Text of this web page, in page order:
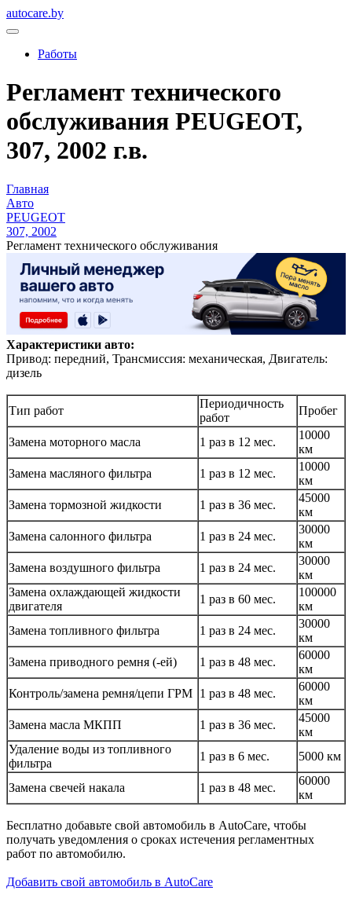
autocare.by
Работы
Регламент технического
обслуживания PEUGEOT,
307, 2002 г.в.
Главная
Авто
PEUGEOT
307, 2002
Регламент технического обслуживания
Характеристики авто:
Привод: передний, Трансмиссия: механическая, Двигатель:
дизель
Тип работ
Периодичность
работ
Пробег
Замена моторного масла 1 раз в 12 мес.
10000
км
Замена масляного фильтра
1 раз в 12 мес.
10000
км
Замена тормозной жидкости
1 раз в 36 мес.
45000
км
Замена салонного фильтра
1 раз в 24 мес.
30000
км
Замена воздушного фильтра
1 раз в 24 мес.
30000
км
Замена охлаждающей жидкости
двигателя
1 раз в 60 мес.
100000
км
Замена топливного фильтра
1 раз в 24 мес.
30000
км
Замена приводного ремня (-ей)
1 раз в 48 мес.
60000
км
Контроль/замена ремня/цепи ГРМ 1 раз в 48 мес.
60000
км
Замена масла МКПП
1 раз в 36 мес.
45000
км
Удаление воды из топливного
фильтра
1 раз в 6 мес. 5000 км
Замена свечей накала 1 раз в 48 мес.
60000
км
Бесплатно добавьте свой автомобиль в AutoCare, чтобы
получать уведомления о сроках истечения регламентных
работ по автомобилю.
Добавить свой автомобиль в AutoCare